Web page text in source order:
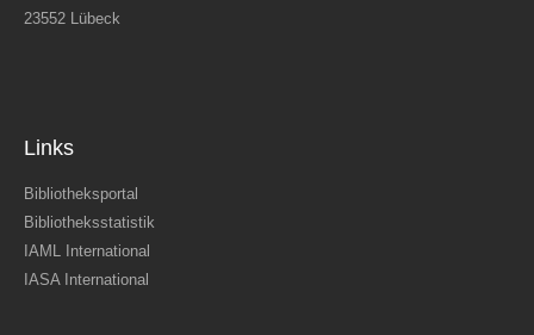
23552 Lübeck
Links
Bibliotheksportal
Bibliotheksstatistik
IAML International
IASA International